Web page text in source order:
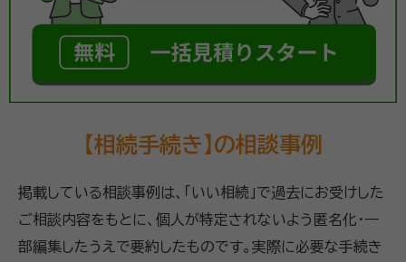
【相続手続き】の相談事例
掲載している相談事例は、「いい相続」で過去にお受けした
ご相談内容をもとに、個人が特定されないよう匿名化・一
部編集したうえで要約したものです。実際に必要な手続き